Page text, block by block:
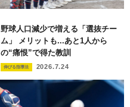
野球人口減少で増える「選抜チー
ム」 メリットも...あと1人から
の“痛恨”で得た教訓
伸びる指導法 2026.7.24